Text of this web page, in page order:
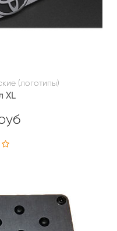
(логотипы)
XL